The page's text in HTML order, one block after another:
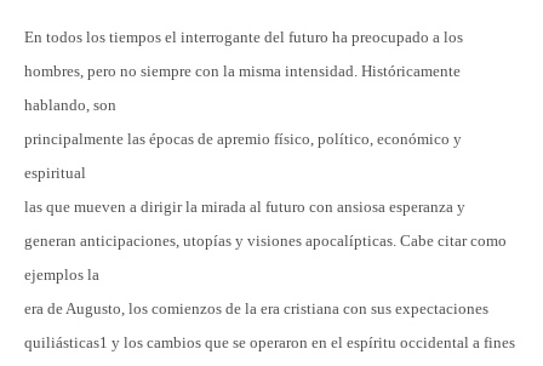
En todos los tiempos el interrogante del futuro ha preocupado a los
hombres, pero no siempre con la misma intensidad. Históricamente
hablando, son
principalmente las épocas de apremio físico, político, económico y
espiritual
las que mueven a dirigir la mirada al futuro con ansiosa esperanza y
generan anticipaciones, utopías y visiones apocalípticas. Cabe citar como
ejemplos la
era de Augusto, los comienzos de la era cristiana con sus expectaciones
quiliásticas1 y los cambios que se operaron en el espíritu occidental a fines